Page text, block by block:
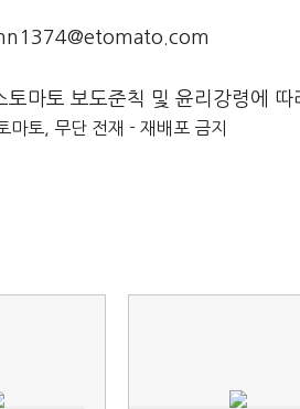
토마토 보도준칙 및 윤리강령에
토, 무단 전재 - 재배포 금지